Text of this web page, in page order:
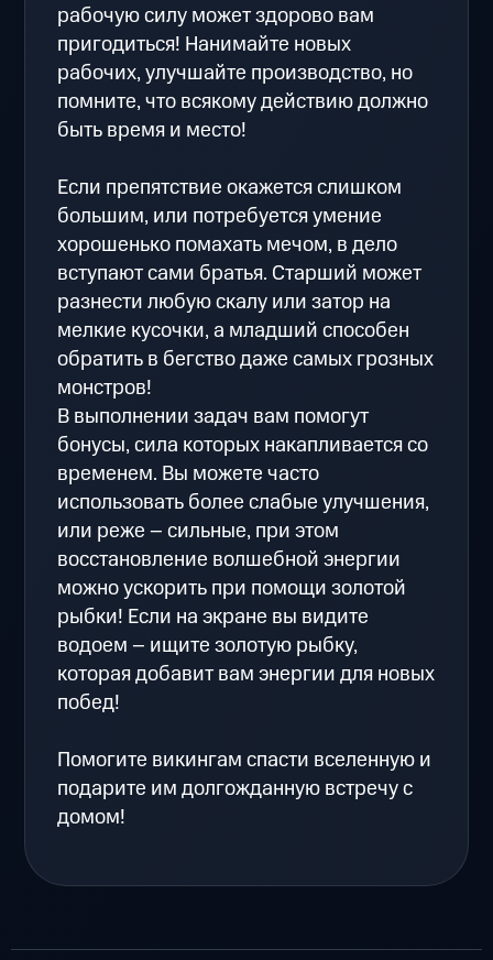
рабочую силу может здорово вам
пригодиться! Нанимайте новых
рабочих, улучшайте производство, но
помните, что всякому действию должно
быть время и место!
Если препятствие окажется слишком
большим, или потребуется умение
хорошенько помахать мечом, в дело
вступают сами братья. Старший может
разнести любую скалу или затор на
мелкие кусочки, а младший способен
обратить в бегство даже самых грозных
монстров!
В выполнении задач вам помогут
бонусы, сила которых накапливается со
временем. Вы можете часто
использовать более слабые улучшения,
или реже – сильные, при этом
восстановление волшебной энергии
можно ускорить при помощи золотой
рыбки! Если на экране вы видите
водоем – ищите золотую рыбку,
которая добавит вам энергии для новых
побед!
Помогите викингам спасти вселенную и
подарите им долгожданную встречу с
домом!